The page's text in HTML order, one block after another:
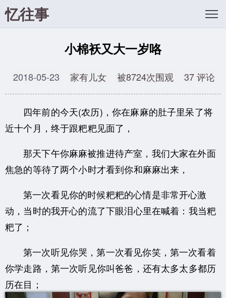
忆往事
小棉袄又大一岁咯
2018-05-23 家有儿女 被8724次围观 37 评论
四年前的今天(农历)，你在麻麻的肚子里呆了将
近十个月，终于跟粑粑见面了，
那天下午你麻麻被推进待产室，我们大家在外面
焦急的等待了两个小时才看到你和麻麻出来，
第一次看见你的时候粑粑的心情是非常开心激
动，当时的我开心的流了下眼泪心里在喊着：我当粑
粑了；
第一次听见你哭，第一次看见你笑，第一次看着
你学走路， 第一次听见你叫爸爸，还有太多太多都历
历在目；